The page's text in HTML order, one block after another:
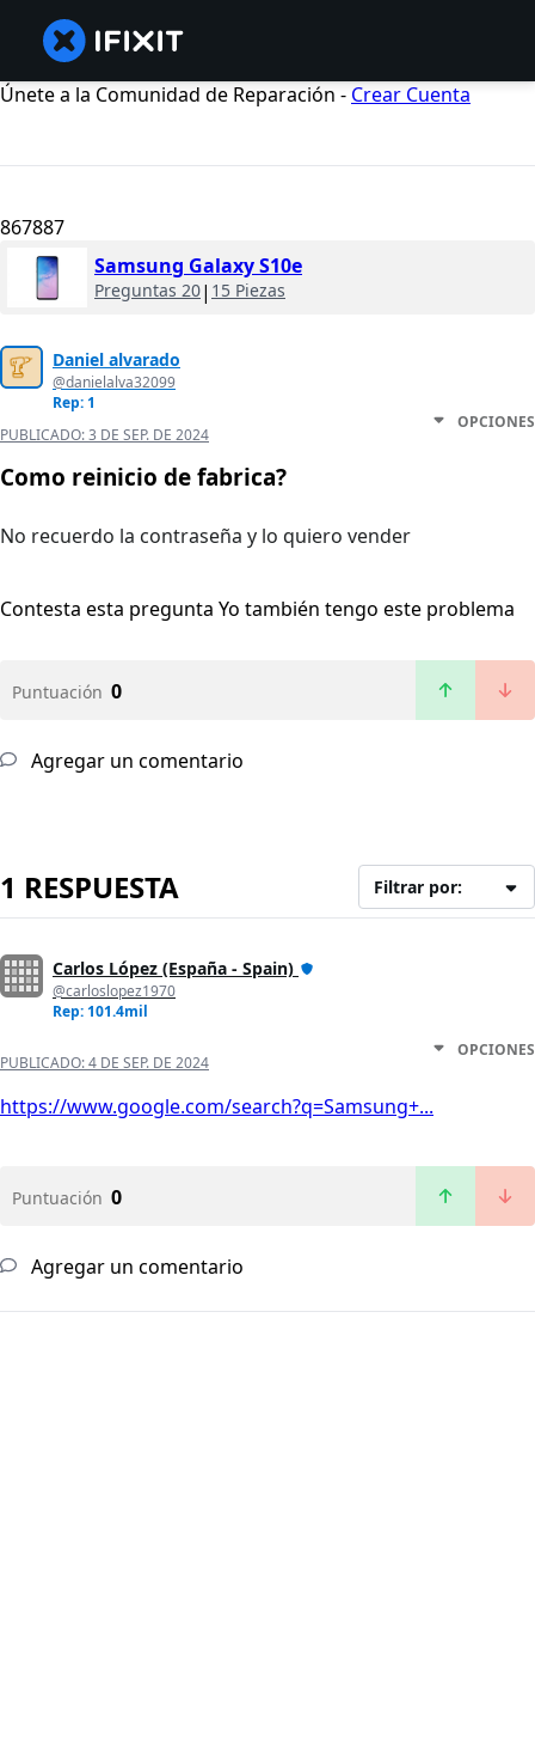
Únete a la Comunidad de Reparación - Crear Cuenta
867887
Samsung Galaxy S10e
Preguntas 20| 15 Piezas
Daniel alvarado
@danielalva32099
Rep: 1
PUBLICADO:3 DE SEP. DE 2024
OPCIONES
Como reinicio de fabrica?
No recuerdo la contraseña y lo quiero vender
Contesta esta pregunta Yo también tengo este problema
Puntuación 0
Agregar un comentario
1 RESPUESTA Filtrar por:
Carlos López (España - Spain)
@carloslopez1970
Rep: 101.4mil
PUBLICADO:4 DE SEP. DE 2024
OPCIONES
https://www.google.com/search?q=Samsung+...
Puntuación 0
Agregar un comentario